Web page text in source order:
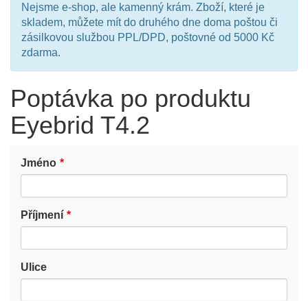
Nejsme e-shop, ale kamenný krám. Zboží, které je
skladem, můžete mít do druhého dne doma poštou či
zásilkovou službou PPL/DPD, poštovné od 5000 Kč
zdarma.
Poptávka po produktu
Eyebrid T4.2
Jméno
Příjmení
Ulice